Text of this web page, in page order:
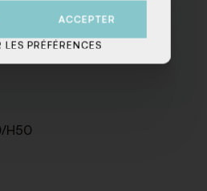
H50
ACCEPTER
LES PRÉFÉRENCES